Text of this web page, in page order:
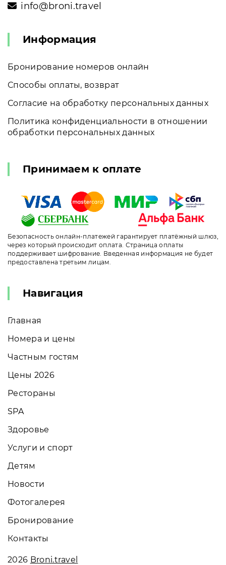
info@broni.travel
Информация
Бронирование номеров онлайн
Способы оплаты, возврат
Согласие на обработку персональных данных
Политика конфиденциальности в отношении
обработки персональных данных
Принимаем к оплате
Безопасность онлайн-платежей гарантирует платёжный шлюз,
через который происходит оплата. Страница оплаты
поддерживает шифрование. Введенная информация не будет
предоставлена третьим лицам.
Навигация
Главная
Номера и цены
Частным гостям
Цены 2026
Рестораны
SPA
Здоровье
Услуги и спорт
Детям
Новости
Фотогалерея
Бронирование
Контакты
2026 Broni.travel